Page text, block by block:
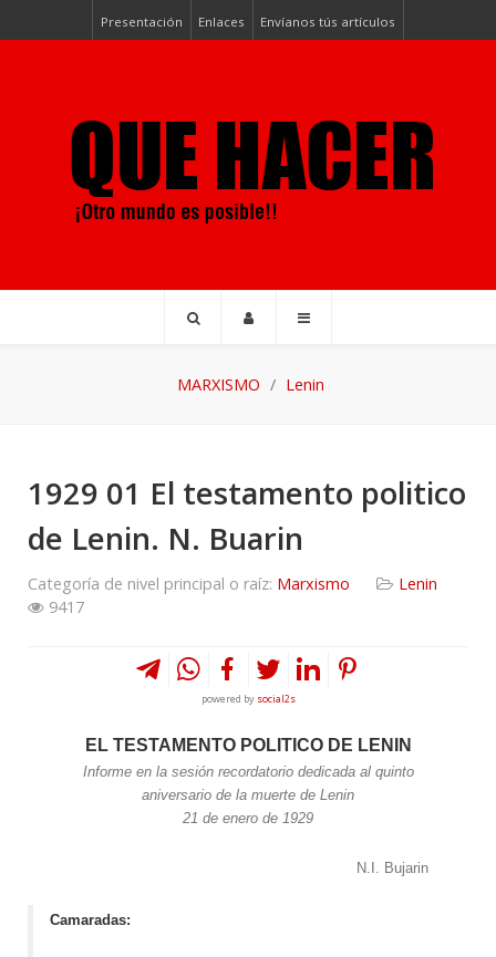
Presentación Enlaces Envíanos tús artículos
MARXISMO Lenin
1929 01 El testamento politico
de Lenin. N. Buarin
Categoría de nivel principal o raíz: Marxismo
Lenin
9417
powered by social2s
EL TESTAMENTO POLITICO DE LENIN
Informe en la sesión recordatorio dedicada al quinto
aniversario de la muerte de Lenin
21 de enero de 1929
N.I. Bujarin
Camaradas: